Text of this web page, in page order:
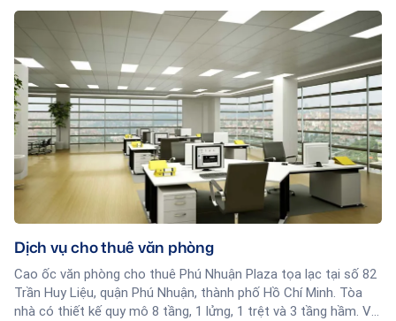
được xây dựng trên khuôn viên hơn 2.500 m2 tọa lạc tại số 123
Hồng Hà, P9, Q. Phú Nhuận, liền kề công viên Gia Định, giáp
ranh 3 quận: Phú Nhuận, Gò Vấp, Tân Bình cách sân bay Tân
Sơn Nhất 10 phút đi bộ.
Dịch vụ cho thuê văn phòng
Cao ốc văn phòng cho thuê Phú Nhuận Plaza tọa lạc tại số 82
Trần Huy Liệu, quận Phú Nhuận, thành phố Hồ Chí Minh. Tòa
nhà có thiết kế quy mô 8 tầng, 1 lửng, 1 trệt và 3 tầng hầm. Với